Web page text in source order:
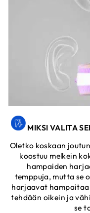
MIKSI VALITA
Oletko koskaan
koostuu melkein
hampaiden
temppuja, mutta se
harjaavat
tehdään oikein ja
se